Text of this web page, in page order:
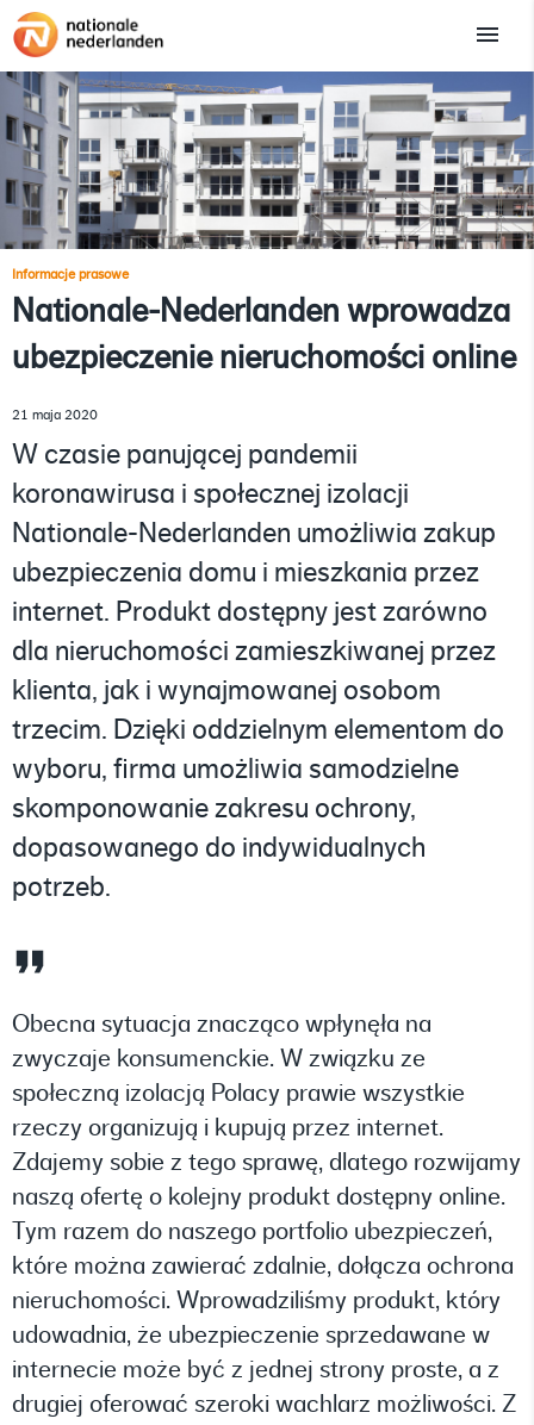
Informacje prasowe
Nationale-Nederlanden wprowadza
ubezpieczenie nieruchomości online
21 maja 2020
W czasie panującej pandemii
koronawirusa i społecznej izolacji
Nationale-Nederlanden umożliwia zakup
ubezpieczenia domu i mieszkania przez
internet. Produkt dostępny jest zarówno
dla nieruchomości zamieszkiwanej przez
klienta, jak i wynajmowanej osobom
trzecim. Dzięki oddzielnym elementom do
wyboru, firma umożliwia samodzielne
skomponowanie zakresu ochrony,
dopasowanego do indywidualnych
potrzeb.
Obecna sytuacja znacząco wpłynęła na
zwyczaje konsumenckie. W związku ze
społeczną izolacją Polacy prawie wszystkie
rzeczy organizują i kupują przez internet.
Zdajemy sobie z tego sprawę, dlatego rozwijamy
naszą ofertę o kolejny produkt dostępny online.
Tym razem do naszego portfolio ubezpieczeń,
które można zawierać zdalnie, dołącza ochrona
nieruchomości. Wprowadziliśmy produkt, który
udowadnia, że ubezpieczenie sprzedawane w
internecie może być z jednej strony proste, a z
drugiej oferować szeroki wachlarz możliwości. Z